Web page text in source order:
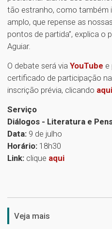
tão estranho, como também
amplo, que repense as
pontos de partida”, explica
Aguiar.
O debate será via YouTube e
certificado de participação
inscrição prévia, clicando aqui
Serviço
Diálogos - Literatura e
Data: 9 de julho
Horário: 18h30
Link: clique aqui
Veja mais